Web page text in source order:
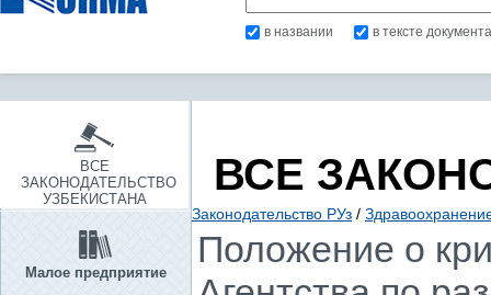
в названии в тексте документа
ВСЕ
ЗАКОНОДАТЕЛЬСТВО
УЗБЕКИСТАНА
Малое предприятие
ВСЕ
Законодательство РУз /
Положение о